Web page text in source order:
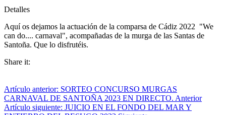
Detalles
Aquí os dejamos la actuación de la comparsa de Cádiz 2022 "We
can do.... carnaval", acompañadas de la murga de las Santas de
Santoña. Que lo disfrutéis.
Share it:
Artículo anterior: SORTEO CONCURSO MURGAS
CARNAVAL DE SANTOÑA 2023 EN DIRECTO. Anterior
Artículo siguiente: JUICIO EN EL FONDO DEL MAR Y